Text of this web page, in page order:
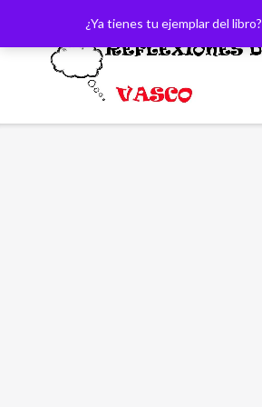
¿Ya tienes tu ejemplar del libro?
contenido